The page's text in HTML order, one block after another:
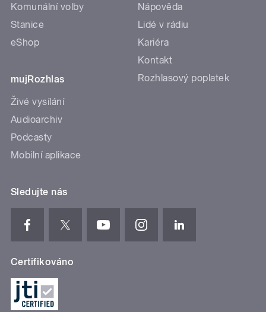
Komunální volby
Stanice
eShop
mujRozhlas
Živé vysílání
Audioarchiv
Podcasty
Mobilní aplikace
Nápověda
Lidé v rádiu
Kariéra
Kontakt
Rozhlasový poplatek
Sledujte nás
Certifikováno